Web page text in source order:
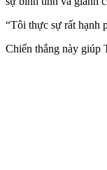
“Tôi thực sự rất hạnh
Chiến thắng này giúp